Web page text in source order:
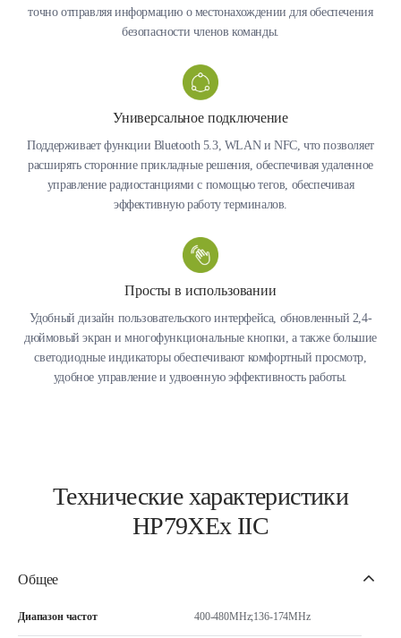
точно отправляя информацию о местонахождении для обеспечения
безопасности членов команды.
Универсальное подключение
Поддерживает функции Bluetooth 5.3, WLAN и NFC, что позволяет
расширять сторонние прикладные решения, обеспечивая удаленное
управление радиостанциями с помощью тегов, обеспечивая
эффективную работу терминалов.
Просты в использовании
Удобный дизайн пользовательского интерфейса, обновленный 2,4-
дюймовый экран и многофункциональные кнопки, а также большие
светодиодные индикаторы обеспечивают комфортный просмотр,
удобное управление и удвоенную эффективность работы.
Технические характеристики
HP79XEx IIC
Общее
Диапазон частот 400-480MHz;136-174MHz